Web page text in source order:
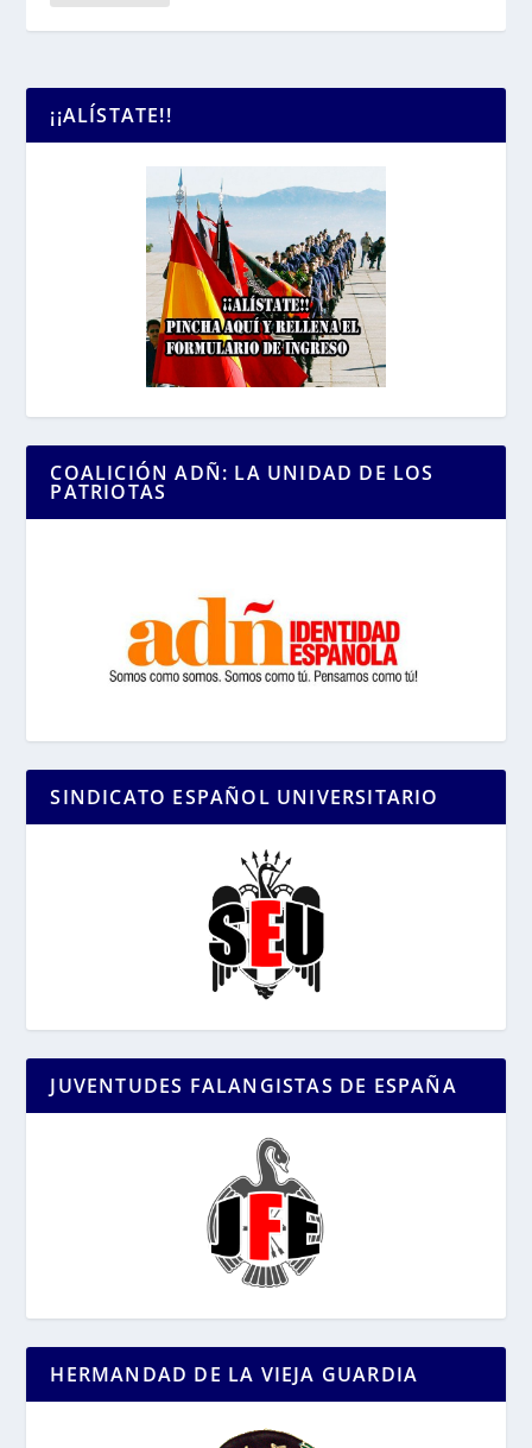
¡¡ALÍSTATE!!
COALICIÓN ADÑ: LA UNIDAD DE LOS
PATRIOTAS
SINDICATO ESPAÑOL UNIVERSITARIO
JUVENTUDES FALANGISTAS DE ESPAÑA
HERMANDAD DE LA VIEJA GUARDIA